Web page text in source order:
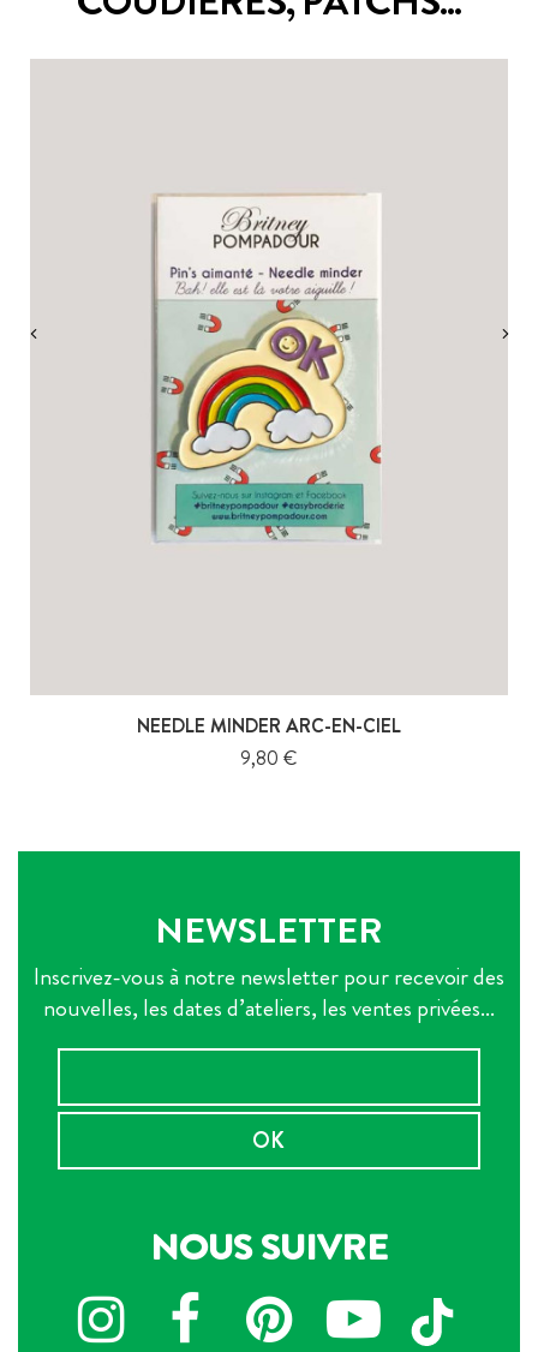
NEEDLE MINDER ARC-EN-CIEL
Prix
9,80 €
NEWSLETTER
Inscrivez-vous à notre newsletter pour recevoir des
nouvelles, les dates d’ateliers, les ventes privées...
OK
NOUS SUIVRE